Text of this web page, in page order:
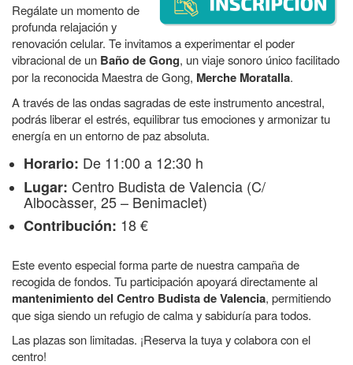
Regálate un momento de
profunda relajación y
renovación celular. Te invitamos a experimentar el poder
vibracional de un Baño de Gong, un viaje sonoro único facilitado
por la reconocida Maestra de Gong, Merche Moratalla.
A través de las ondas sagradas de este instrumento ancestral,
podrás liberar el estrés, equilibrar tus emociones y armonizar tu
energía en un entorno de paz absoluta.
Horario: De 11:00 a 12:30 h
Lugar: Centro Budista de Valencia (C/
Albocàsser, 25 – Benimaclet)
Contribución: 18 €
Este evento especial forma parte de nuestra campaña de
recogida de fondos. Tu participación apoyará directamente al
mantenimiento del Centro Budista de Valencia, permitiendo
que siga siendo un refugio de calma y sabiduría para todos.
Las plazas son limitadas. ¡Reserva la tuya y colabora con el
centro!